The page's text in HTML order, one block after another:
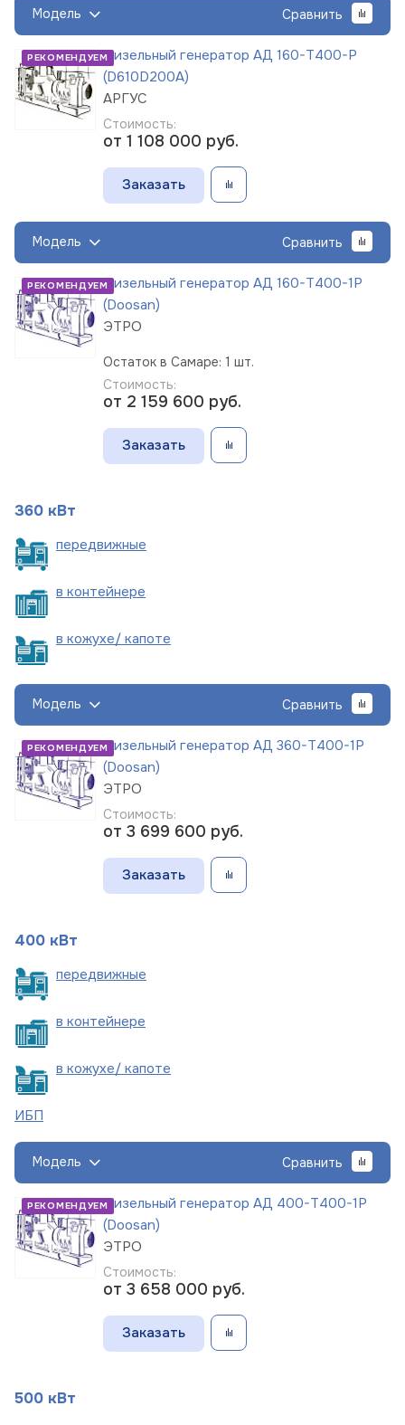
Модель Сравнить
РЕКОМЕНДУЕМДизельный генератор АД 160-Т400-Р
(D610D200A)
АРГУС
Стоимость:
от 1 108 000 руб.
Заказать
Модель Сравнить
РЕКОМЕНДУЕМДизельный генератор АД 160-Т400-1Р
(Doosan)
ЭТРО
Остаток в Самаре: 1 шт.
Стоимость:
от 2 159 600 руб.
Заказать
360 кВт
передвижные
в контейнере
в кожухе/ капоте
Модель Сравнить
РЕКОМЕНДУЕМДизельный генератор АД 360-Т400-1Р
(Doosan)
ЭТРО
Стоимость:
от 3 699 600 руб.
Заказать
400 кВт
передвижные
в контейнере
в кожухе/ капоте
ИБП
Модель Сравнить
РЕКОМЕНДУЕМДизельный генератор АД 400-Т400-1Р
(Doosan)
ЭТРО
Стоимость:
от 3 658 000 руб.
Заказать
500 кВт